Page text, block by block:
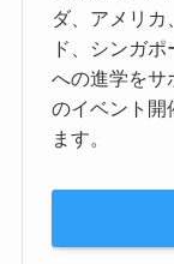
ダ、アメリ
ド、シンガ
への進学をサ
のイベント開
ます。